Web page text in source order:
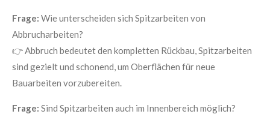
Frage: Wie unterscheiden sich Spitzarbeiten von
Abbrucharbeiten?
👉 Abbruch bedeutet den kompletten Rückbau, Spitzarbeiten
sind gezielt und schonend, um Oberflächen für neue
Bauarbeiten vorzubereiten.
Frage: Sind Spitzarbeiten auch im Innenbereich möglich?